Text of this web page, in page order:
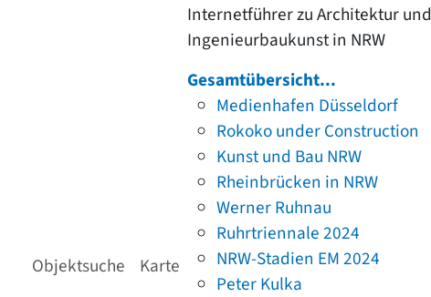
Objektsuche Karte
Internetführer zu Architektur und
Ingenieurbaukunst in NRW
Gesamtübersicht...
Medienhafen Düsseldorf
Rokoko under Construction
Kunst und Bau NRW
Rheinbrücken in NRW
Werner Ruhnau
Ruhrtriennale 2024
NRW-Stadien EM 2024
Peter Kulka